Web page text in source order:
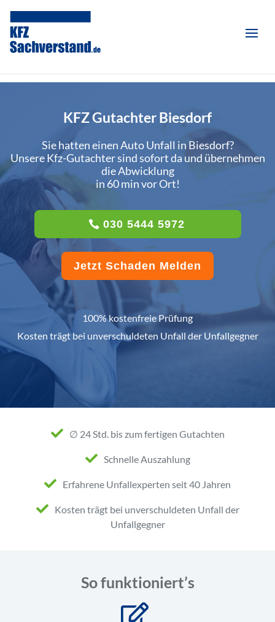
KFZ Gutachter Biesdorf
Sie hatten einen Auto Unfall in Biesdorf?
Unsere Kfz-Gutachter sind sofort da und übernehmen
die Abwicklung
in 60 min vor Ort!
030 5444 5972
Jetzt Schaden Melden
100% kostenfreie Prüfung
Kosten trägt bei unverschuldeten Unfall der Unfallgegner
∅ 24 Std. bis zum fertigen Gutachten
Schnelle Auszahlung
Erfahrene Unfallexperten seit 40 Jahren
Kosten trägt bei unverschuldeten Unfall der
Unfallgegner
So funktioniert’s